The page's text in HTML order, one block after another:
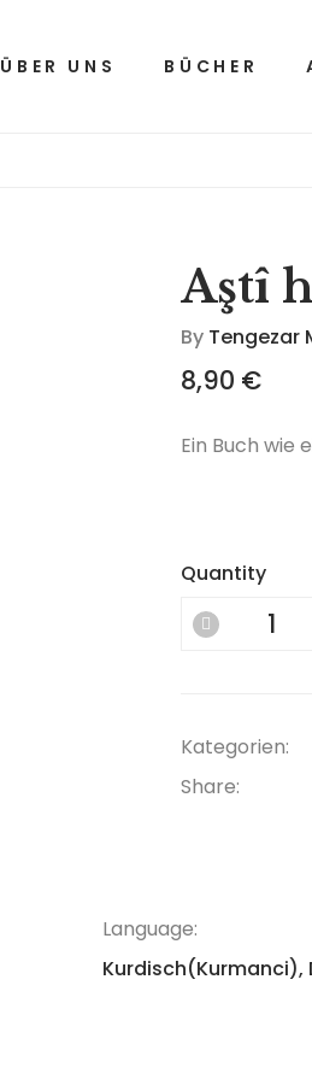
ÜBER UNS BÜCHER
Aştî
By Tengezar
8,90 €
Ein Buch wie
Quantity
Kategorien:
Share:
Language:
Kurdisch(Kurmanci),